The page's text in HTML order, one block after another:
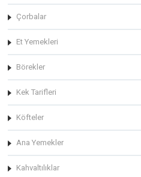
Çorbalar
Et Yemekleri
Börekler
Kek Tarifleri
Köfteler
Ana Yemekler
Kahvaltılıklar